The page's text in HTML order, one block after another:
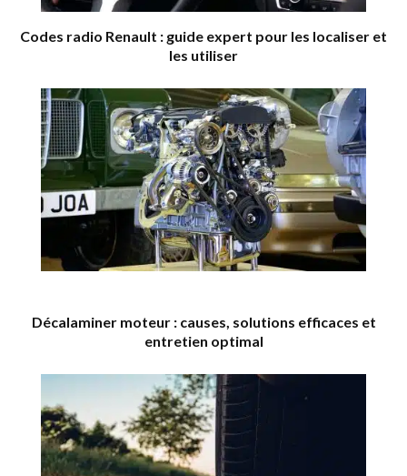
Codes radio Renault : guide expert pour les localiser et
les utiliser
Décalaminer moteur : causes, solutions efficaces et
entretien optimal